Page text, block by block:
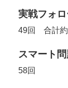
実戦フォロ
49回 合計約
スマート
58回